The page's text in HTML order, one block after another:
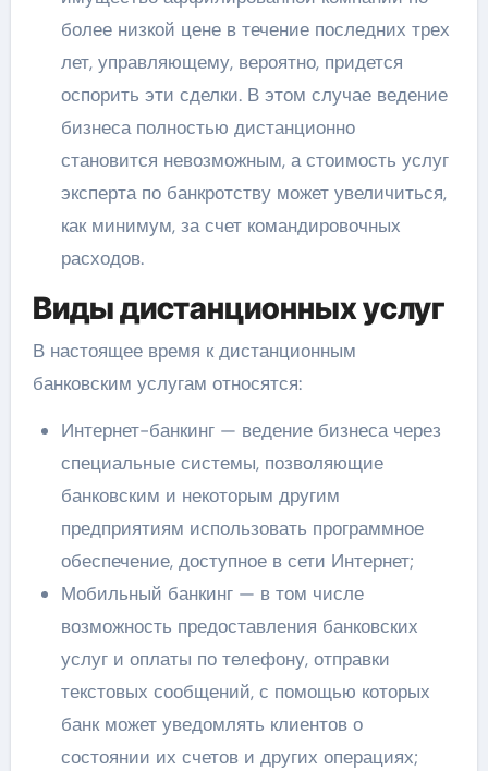
более низкой цене в течение последних трех
лет, управляющему, вероятно, придется
оспорить эти сделки. В этом случае ведение
бизнеса полностью дистанционно
становится невозможным, а стоимость услуг
эксперта по банкротству может увеличиться,
как минимум, за счет командировочных
расходов.
Виды дистанционных услуг
В настоящее время к дистанционным
банковским услугам относятся:
Интернет-банкинг — ведение бизнеса через
специальные системы, позволяющие
банковским и некоторым другим
предприятиям использовать программное
обеспечение, доступное в сети Интернет;
Мобильный банкинг — в том числе
возможность предоставления банковских
услуг и оплаты по телефону, отправки
текстовых сообщений, с помощью которых
банк может уведомлять клиентов о
состоянии их счетов и других операциях;